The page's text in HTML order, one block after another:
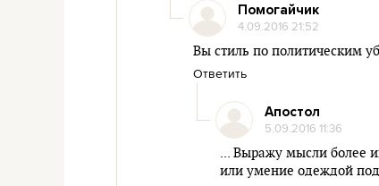
Помогайчик
4.09.2016 21:52
Вы стиль по политическим
Ответить
Апостол
5.09.2016 11:36
... Выражу мысли более
или умение одеждой